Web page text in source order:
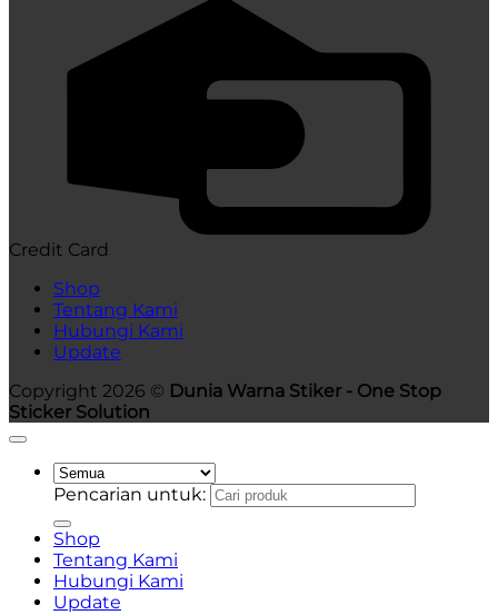
Credit Card
Shop
Tentang Kami
Hubungi Kami
Update
Copyright 2026 © Dunia Warna Stiker - One Stop
Sticker Solution
Pencarian untuk:
Shop
Tentang Kami
Hubungi Kami
Update